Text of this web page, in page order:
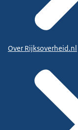
Over Rijksoverheid.nl